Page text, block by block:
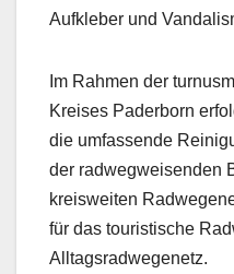
Aufkleber und
Im Rahmen der
Kreises Paderborn
die umfassende
der radwegweisenden
kreisweiten
für das touristische
Alltagsradwegenetz.